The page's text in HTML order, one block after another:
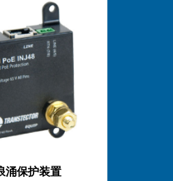
涌保护装置